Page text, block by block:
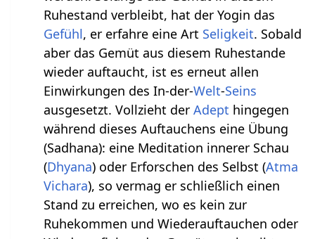
Ruhestand verbleibt, hat der Yogin das
Gefühl, er erfahre eine Art Seligkeit. Sobald
aber das Gemüt aus diesem Ruhestande
wieder auftaucht, ist es erneut allen
Einwirkungen des In-der-Welt-Seins
ausgesetzt. Vollzieht derAdept hingegen
während dieses Auftauchens eine Übung
(Sadhana): eine Meditation innerer Schau
(Dhyana) oder Erforschen des Selbst (Atma
Vichara), so vermag er schließlich einen
Stand zu erreichen, wo es kein zur
Ruhekommen und Wiederauftauchen oder